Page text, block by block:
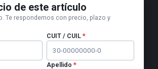
de este artículo
Te respondemos con precio, plazo y
CUIT / CUIL *
Apellido *